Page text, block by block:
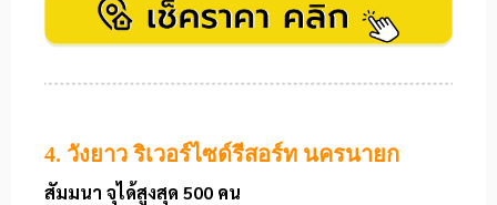
4. วังยาว ริเวอร์ไซด์รีสอร์ท นครนายก
สัมมนา จุได้สูงสุด 500 คน